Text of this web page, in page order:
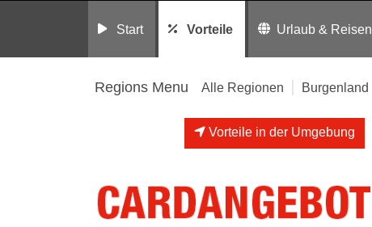
Start Vorteile Urlaub & Reisen
Regions Menu Alle Regionen Burgenland
Vorteile in der Umgebung